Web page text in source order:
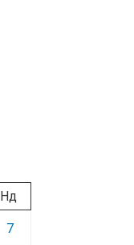
Нд
7